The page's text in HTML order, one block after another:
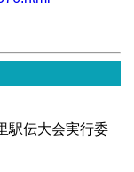
駅伝大会実行委